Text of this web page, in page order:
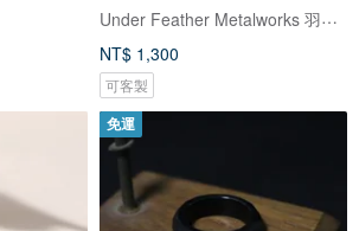
Under Feather Metalworks 羽下金工
NT$ 1,300
可客製
免運